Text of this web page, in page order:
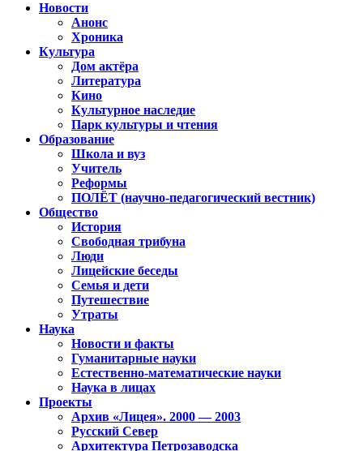
Новости
Анонс
Хроника
Культура
Дом актёра
Литература
Кино
Культурное наследие
Парк культуры и чтения
Образование
Школа и вуз
Учитель
Реформы
ПОЛЁТ (научно-педагогический вестник)
Общество
История
Свободная трибуна
Люди
Лицейские беседы
Семья и дети
Путешествие
Утраты
Наука
Новости и факты
Гуманитарные науки
Естественно-математические науки
Наука в лицах
Проекты
Архив «Лицея». 2000 — 2003
Русский Север
Архитектура Петрозаводска